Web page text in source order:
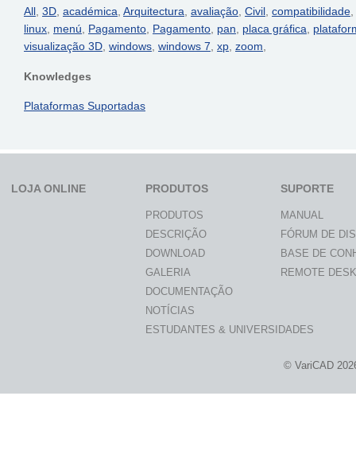
All, 3D, académica, Arquitectura, avaliação, Civil, compatibilidade,
linux, menú, Pagamento, Pagamento, pan, placa gráfica,
visualização 3D, windows, windows 7, xp, zoom,
Knowledges
Plataformas Suportadas
LOJA ONLINE PRODUTOS
PRODUTOS
DESCRIÇÃO
DOWNLOAD
GALERIA
DOCUMENTAÇÃO
NOTÍCIAS
ESTUDANTES & UNIVERSIDADES
SUPORTE
MANUAL
FÓRUM DE
BASE DE
REMOTE
© VariCAD